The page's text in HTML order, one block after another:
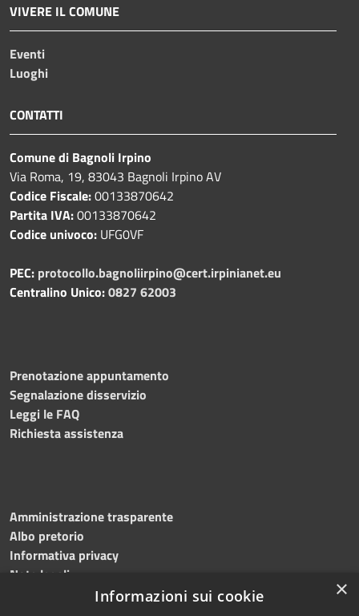
VIVERE IL COMUNE
Eventi
Luoghi
CONTATTI
Comune di Bagnoli Irpino
Via Roma, 19, 83043 Bagnoli Irpino AV
Codice Fiscale:00133870642
Partita IVA:00133870642
Codice univoco: UFG0VF
PEC: protocollo.bagnoliirpino@cert.irpinianet.eu
Centralino Unico:0827 62003
Prenotazione appuntamento
Segnalazione disservizio
Leggi le FAQ
Richiesta assistenza
Amministrazione trasparente
Albo pretorio
Informativa privacy
Note legali
Dichiarazione di accessibilità
×
Informazioni sui cookie